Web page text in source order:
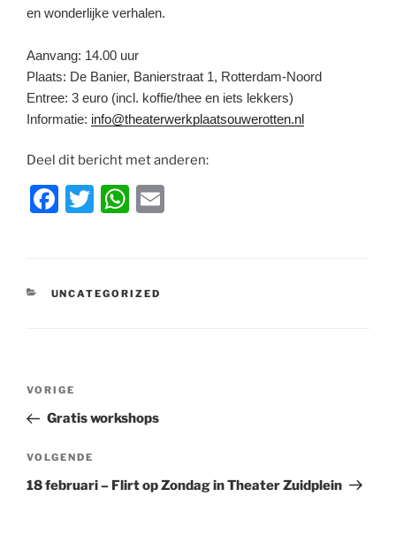
en wonderlijke verhalen.
Aanvang: 14.00 uur
Plaats: De Banier, Banierstraat 1, Rotterdam-Noord
Entree: 3 euro (incl. koffie/thee en iets lekkers)
Informatie: info@theaterwerkplaatsouwerotten.nl
Deel dit bericht met anderen:
F
e
k
T
er
W
s
CATEGORIEËN
UNCATEGORIZED
Bericht
Vorig
bericht
VORIGE
Gratis workshops
Volgend
bericht
VOLGENDE
18 februari – Flirt op Zondag in Theater Zuidplein